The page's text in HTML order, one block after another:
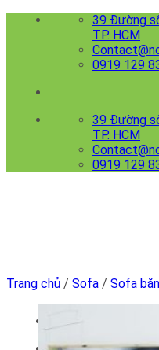
39 Đường
TP. HCM
0919 129
39 Đường
TP. HCM
0919 129
Menu
Trang chủ / Sofa / Sofa